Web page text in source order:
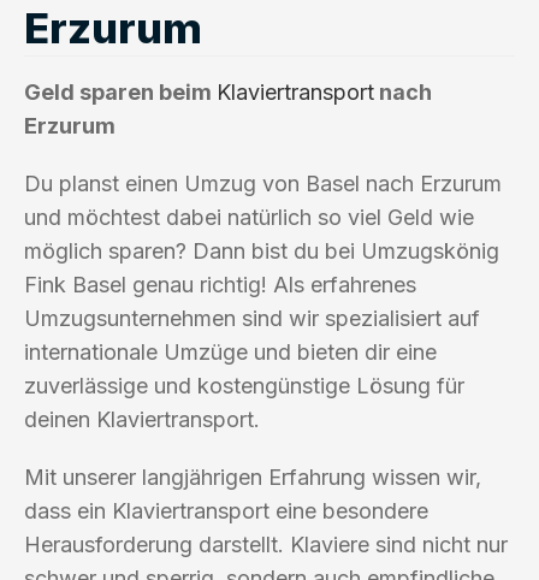
Erzurum
Geld sparen beim Klaviertransport nach
Erzurum
Du planst einen Umzug von Basel nach Erzurum
und möchtest dabei natürlich so viel Geld wie
möglich sparen? Dann bist du bei Umzugskönig
Fink Basel genau richtig! Als erfahrenes
Umzugsunternehmen sind wir spezialisiert auf
internationale Umzüge und bieten dir eine
zuverlässige und kostengünstige Lösung für
deinen Klaviertransport.
Mit unserer langjährigen Erfahrung wissen wir,
dass ein Klaviertransport eine besondere
Herausforderung darstellt. Klaviere sind nicht nur